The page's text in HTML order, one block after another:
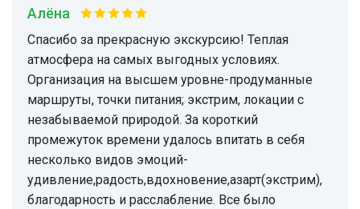
Алёна
Спасибо за прекрасную экскурсию! Теплая
атмосфера на самых выгодных условиях.
Организация на высшем уровне-продуманные
маршруты, точки питания; экстрим, локации с
незабываемой природой. За короткий
промежуток времени удалось впитать в себя
несколько видов эмоций-
удивление,радость,вдохновение,азарт(экстрим),
благодарность и расслабление. Все было